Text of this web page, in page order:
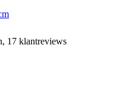
17 klantreviews